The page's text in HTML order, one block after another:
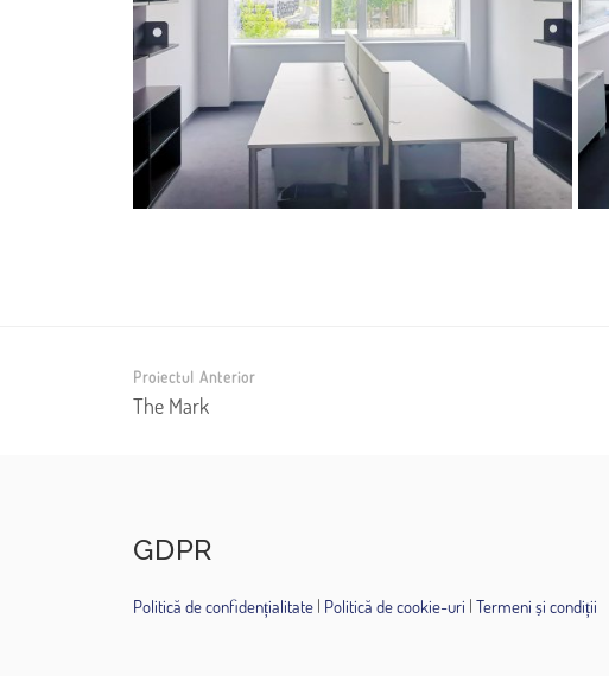
Proiectul Anterior
The Mark
GDPR
Politică de confidențialitate | Politică de cookie-uri | Termeni și condiții